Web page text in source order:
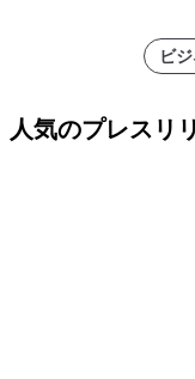
ビ
人気のプレスリ